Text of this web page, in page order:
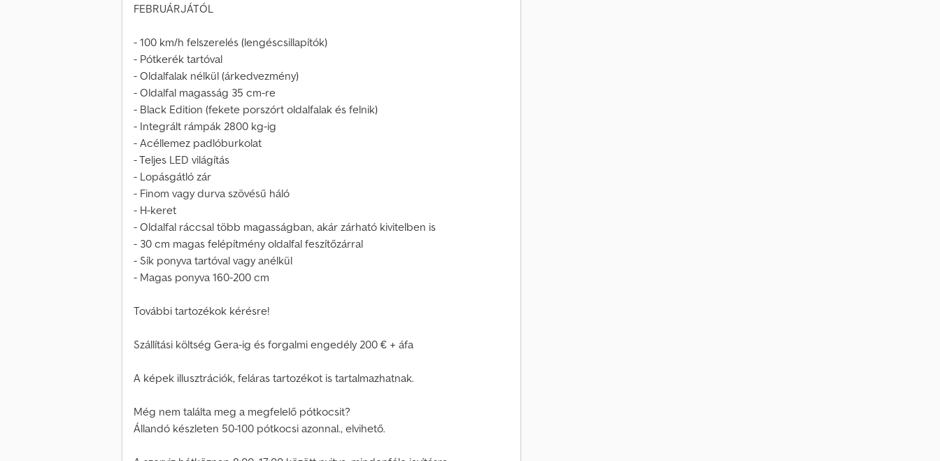
FEBRUÁRJÁTÓL
- 100 km/h felszerelés (lengéscsillapítók)
- Pótkerék tartóval
- Oldalfalak nélkül (árkedvezmény)
- Oldalfal magasság 35 cm-re
- Black Edition (fekete porszórt oldalfalak és felnik)
- Integrált rámpák 2800 kg-ig
- Acéllemez padlóburkolat
- Teljes LED világítás
- Lopásgátló zár
- Finom vagy durva szövésű háló
- H-keret
- Oldalfal ráccsal több magasságban, akár zárható kivitelben is
- 30 cm magas felépítmény oldalfal feszítőzárral
- Sík ponyva tartóval vagy anélkül
- Magas ponyva 160-200 cm
További tartozékok kérésre!
Szállítási költség Gera-ig és forgalmi engedély 200 € + áfa
A képek illusztrációk, feláras tartozékot is tartalmazhatnak.
Még nem találta meg a megfelelő pótkocsit?
Állandó készleten 50-100 pótkocsi azonnal., elvihető.